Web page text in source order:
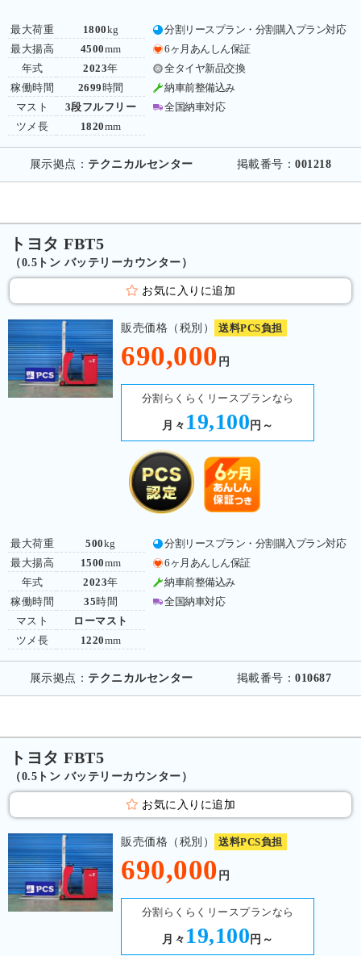
最大荷重
最大揚高
年式
稼働時間
マスト
ツメ長
1800kg
4500mm
2023年
2699 時間
3段フルフリー
1820mm
分割リースプラン・分割購入プラン対応
6ヶ月あんしん保証
全タイヤ新品交換
納車前整備込み
全国納車対応
展示拠点： テクニカルセンター 掲載番号：001218
トヨタ FBT5
（0.5トン バッテリーカウンター）
お気に入りに追加
販売価格（税別） 送料PCS負担
690,000 円
分割らくらくリースプランなら
月々 19,100 円～
最大荷重
最大揚高
年式
稼働時間
マスト
ツメ長
500kg
1500mm
2023年
35時間
ローマスト
1220mm
分割リースプラン・分割購入プラン対応
6ヶ月あんしん保証
納車前整備込み
全国納車対応
展示拠点： テクニカルセンター 掲載番号：010687
トヨタ FBT5
（0.5トン バッテリーカウンター）
お気に入りに追加
販売価格（税別） 送料PCS負担
690,000 円
分割らくらくリースプランなら
月々 19,100 円～